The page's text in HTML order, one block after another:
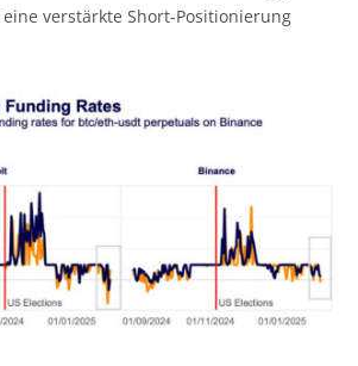
verstärkte Short-Positionierung